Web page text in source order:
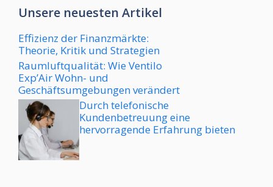
Unsere neuesten Artikel
Effizienz der Finanzmärkte:
Theorie, Kritik und Strategien
Raumluftqualität: Wie Ventilo
Exp’Air Wohn- und
Geschäftsumgebungen verändert
Durch telefonische
Kundenbetreuung eine
hervorragende Erfahrung bieten